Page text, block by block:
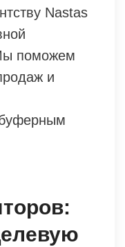
Nastas
поможем
и